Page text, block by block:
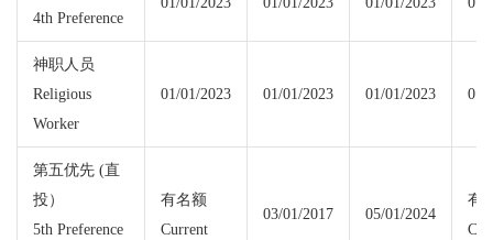
4th Preference
神职人员
Religious
Worker
01/01/2023 01/01/2023 01/01/2023 01/
第五优先 (直
投）
5th Preference
有名额
Current
03/01/2017 05/01/2024
有